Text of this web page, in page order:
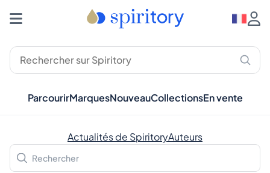
ParcourirMarquesNouveauCollectionsEn vente
Actualités de SpiritoryAuteurs